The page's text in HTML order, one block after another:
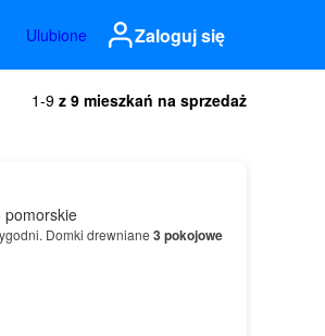
Ulubione Zaloguj się
1-9 z 9 mieszkań na sprzedaż
Domki drewniane 3pokojowe